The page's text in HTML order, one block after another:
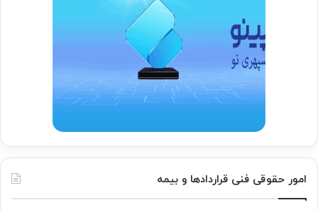
امور حقوقی فنی قراردادها و بیمه